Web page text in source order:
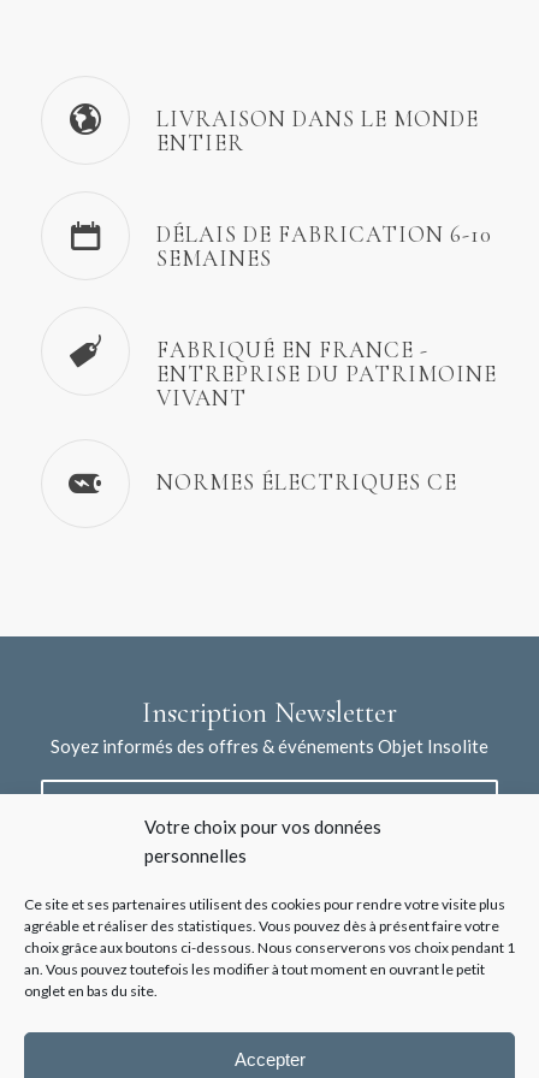
Votre choix pour vos données
personnelles
Ce site et ses partenaires utilisent des cookies pour rendre votre visite plus
agréable et réaliser des statistiques. Vous pouvez dès à présent faire votre
choix grâce aux boutons ci-dessous. Nous conserverons vos choix pendant 1
an. Vous pouvez toutefois les modifier à tout moment en ouvrant le petit
onglet en bas du site.
Accepter
LIVRAISON DANS LE MONDE
ENTIER
DÉLAIS DE FABRICATION 6-10
SEMAINES
FABRIQUÉ EN FRANCE -
ENTREPRISE DU PATRIMOINE
VIVANT
NORMES ÉLECTRIQUES CE
Inscription Newsletter
Soyez informés des offres & événements Objet Insolite
J'accepte la collecte de mes données à l'aide de ce formulaire /
Voir les mentions légales*